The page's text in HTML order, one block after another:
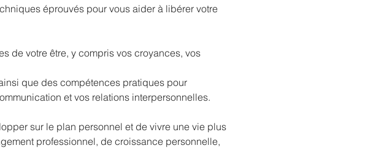
éprouvés pour vous aider à libérer votre
de votre être, y compris vos croyances, vos
que des compétences pratiques pour
et vos relations interpersonnelles.
sur le plan personnel et de vivre une vie plus
professionnel, de croissance personnelle,